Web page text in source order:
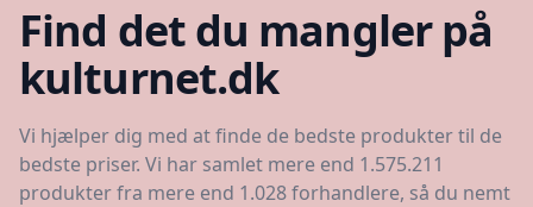
Find det du mangler på
kulturnet.dk
Vi hjælper dig med at finde de bedste produkter til de
bedste priser. Vi har samlet mere end 1.575.211
produkter fra mere end 1.028 forhandlere, så du nemt